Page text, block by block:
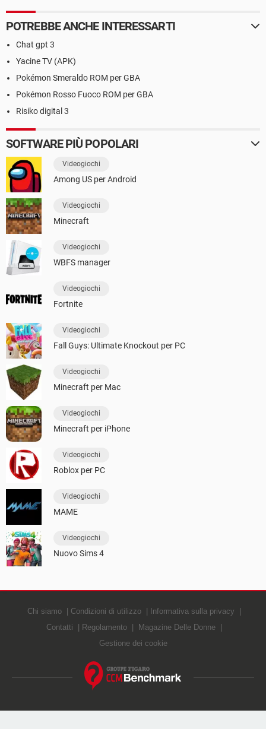
POTREBBE ANCHE INTERESSARTI
Chat gpt 3
Yacine TV (APK)
Pokémon Smeraldo ROM per GBA
Pokémon Rosso Fuoco ROM per GBA
Risiko digital 3
SOFTWARE PIÙ POPOLARI
Videogiochi
Among US per Android
Videogiochi
Minecraft
Videogiochi
WBFS manager
Videogiochi
Fortnite
Videogiochi
Fall Guys: Ultimate Knockout per PC
Videogiochi
Minecraft per Mac
Videogiochi
Minecraft per iPhone
Videogiochi
Roblox per PC
Videogiochi
MAME
Videogiochi
Nuovo Sims 4
Chi siamo Condizioni di utilizzo
Informativa sulla privacy
Contatti
Regolamento
Magazine Delle Donne
Gestione dei cookie